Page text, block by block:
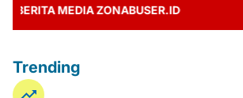
MEDIA ZONABUSER.ID
Trending